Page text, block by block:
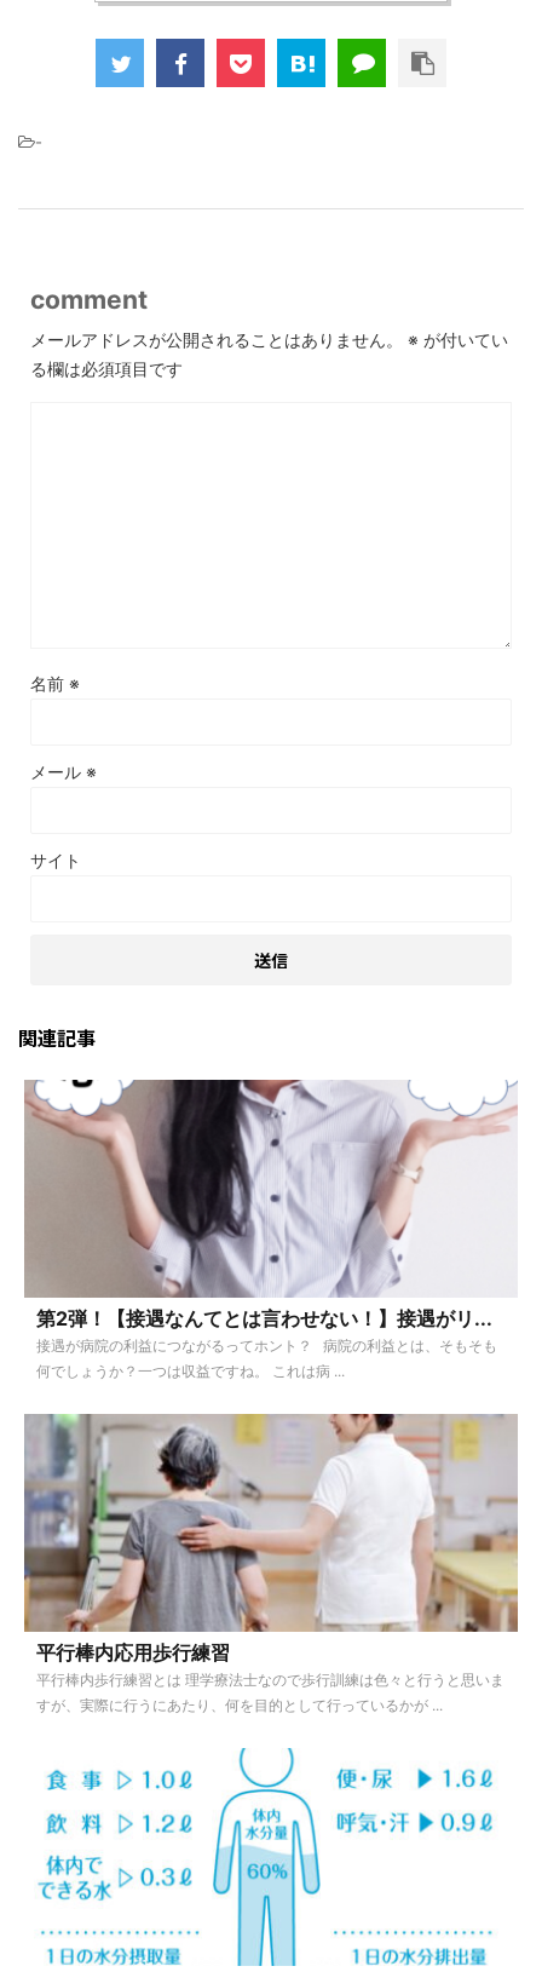
-
comment
メールアドレスが公開されることはありません。 ※ が付いてい
る欄は必須項目です
名前 ※
メール ※
サイト
関連記事
第2弾！【接遇なんてとは言わせない！】接遇がリ...
接遇が病院の利益につながるってホント？ 病院の利益とは、そもそも
何でしょうか？一つは収益ですね。 これは病 ...
平行棒内応用歩行練習
平行棒内歩行練習とは 理学療法士なので歩行訓練は色々と行うと思いま
すが、実際に行うにあたり、何を目的として行っているかが ...